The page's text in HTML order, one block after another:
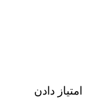
امتیاز دادن